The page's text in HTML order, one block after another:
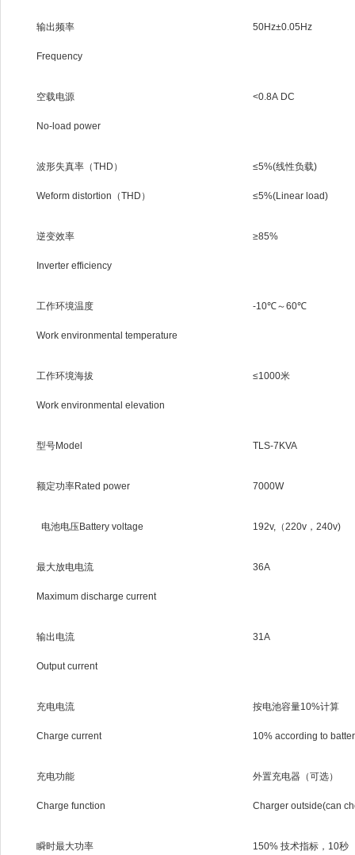
输出频率
Frequency
50Hz±0.05Hz
空载电源
No-load power
<0.8A DC
波形失真率（THD）
Weform distortion（THD）
≤5%(线性负载)
≤5%(Linear load)
逆变效率
Inverter efficiency
≥85%
工作环境温度
Work environmental temperature
-10℃～60℃
工作环境海拔
Work environmental elevation
≤1000米
型号Model TLS-7KVA
额定功率Rated power 7000W
电池电压Battery voltage 192v,（220v，240v)
最大放电电流
Maximum discharge current
36A
输出电流
Output current
31A
充电电流
Charge current
按电池容量10%计算
10% according to
充电功能
Charge function
外置充电器（可选）
Charger outside(can
瞬时最大功率 150% 技术指标，10秒